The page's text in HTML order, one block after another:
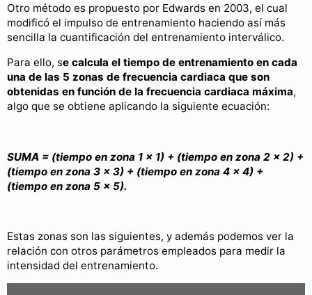
Otro método es propuesto por Edwards en 2003, el cual
modificó el impulso de entrenamiento haciendo así más
sencilla la cuantificación del entrenamiento interválico.
Para ello, se calcula el tiempo de entrenamiento en cada
una de las 5 zonas de frecuencia cardiaca que son
obtenidas en función de la frecuencia cardiaca máxima,
algo que se obtiene aplicando la siguiente ecuación:
SUMA = (tiempo en zona 1 × 1) + (tiempo en zona 2 × 2) +
(tiempo en zona 3 × 3) + (tiempo en zona 4 × 4) +
(tiempo en zona 5 × 5).
Estas zonas son las siguientes, y además podemos ver la
relación con otros parámetros empleados para medir la
intensidad del entrenamiento.